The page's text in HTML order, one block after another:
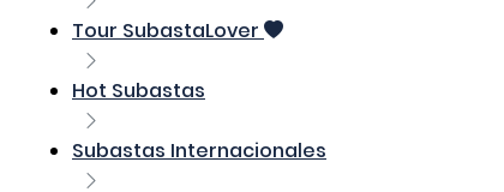
Tour SubastaLover
Hot Subastas
Subastas Internacionales